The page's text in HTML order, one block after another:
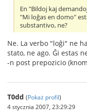
En "Bildoj kaj
"Mi loĝas en domo"
substantivo, ne?
Ne. La verbo "loĝi" ne
stato, ne ago. Ĝi estas
-n post prepozicio
T0dd (Pokaż profil)
4 stycznia 2007, 23:29:29